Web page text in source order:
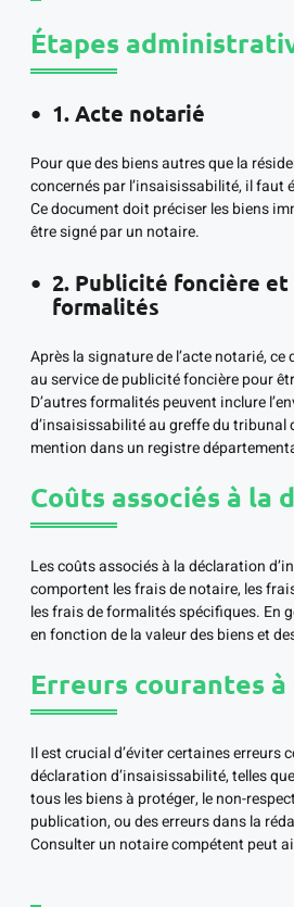
Étapes
1. Acte notarié
Pour que des biens autres que la
concernés par l’insaisissabilité, il faut
Ce document doit préciser les biens
être signé par un notaire.
2. Publicité foncière et
formalités
Après la signature de l’acte notarié,
au service de publicité foncière pour
D’autres formalités peuvent inclure
d’insaisissabilité au greffe du tribunal
mention dans un registre
Coûts associés à la
Les coûts associés à la déclaration
comportent les frais de notaire, les
les frais de formalités spécifiques. En
en fonction de la valeur des biens et
Erreurs courantes
Il est crucial d’éviter certaines erreurs
déclaration d’insaisissabilité, telles
tous les biens à protéger, le non-
publication, ou des erreurs dans la
Consulter un notaire compétent peut